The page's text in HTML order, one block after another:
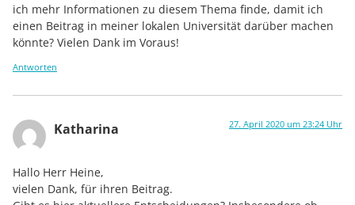
ich mehr Informationen zu diesem Thema finde, damit ich
einen Beitrag in meiner lokalen Universität darüber machen
könnte? Vielen Dank im Voraus!
Antworten
Katharina 27. April 2020 um 23:24 Uhr
Hallo Herr Heine,
vielen Dank, für ihren Beitrag.